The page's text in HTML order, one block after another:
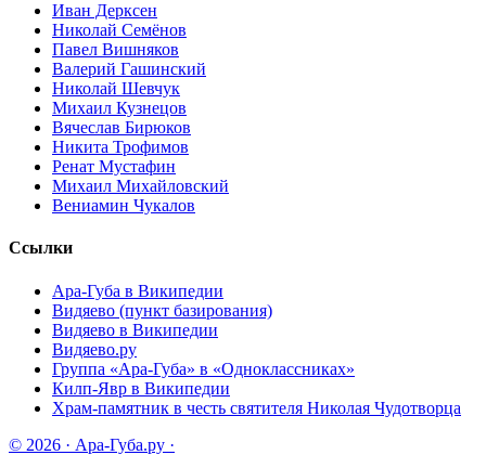
Иван Дерксен
Николай Семёнов
Павел Вишняков
Валерий Гашинский
Николай Шевчук
Михаил Кузнецов
Вячеслав Бирюков
Никита Трофимов
Ренат Мустафин
Михаил Михайловский
Вениамин Чукалов
Ссылки
Ара-Губа в Википедии
Видяево (пункт базирования)
Видяево в Википедии
Видяево.ру
Группа «Ара-Губа» в «Одноклассниках»
Килп-Явр в Википедии
Храм-памятник в честь святителя Николая Чудотворца
© 2026 · Ара-Губа.ру ·